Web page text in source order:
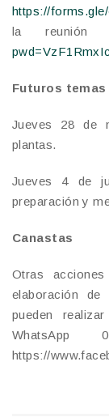
https://
la reunión
Futuros temas
Jueves 28 de
plantas.
Jueves 4 de
preparación y
Canastas
Otras
elaboración
pueden
WhatsApp
https://